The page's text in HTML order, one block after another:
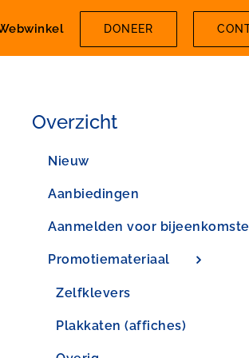
DONEER
Overzicht
Nieuw
Aanbiedingen
Aanmelden voor
Promotiemateriaal
Zelfklevers
Plakkaten (affiches)